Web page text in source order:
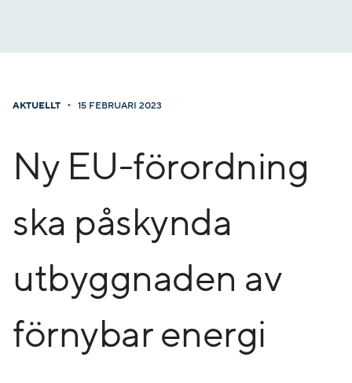
AKTUELLT • 15 FEBRUARI 2023
Ny EU-förordning
ska påskynda
utbyggnaden av
förnybar energi